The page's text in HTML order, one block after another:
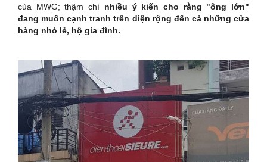
của MWG; thậm chí nhiều ý kiến cho rằng "ông lớn"
đang muốn cạnh tranh trên diện rộng đến cả những cửa
hàng nhỏ lẻ, hộ gia đình.